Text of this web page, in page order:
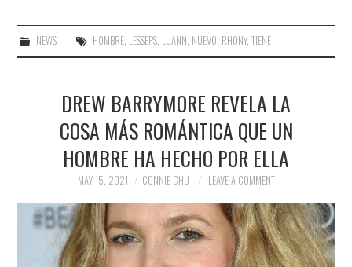
NEWS HOMBRE, LESSEPS, LUANN, NUEVO, RHONY, TIENE
DREW BARRYMORE REVELA LA
COSA MÁS ROMÁNTICA QUE UN
HOMBRE HA HECHO POR ELLA
MAY 15, 2021 CONNIE CHU LEAVE A COMMENT